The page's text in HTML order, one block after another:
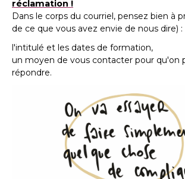
réclamation !
Dans le corps du courriel, pensez bien à
de ce que vous avez envie de nous dire) :
l'intitulé et les dates de formation,
un moyen de vous contacter pour qu'on
répondre.